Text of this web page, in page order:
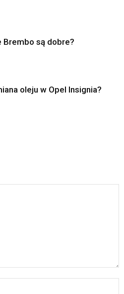
Brembo są dobre?
oleju w Opel Insignia?